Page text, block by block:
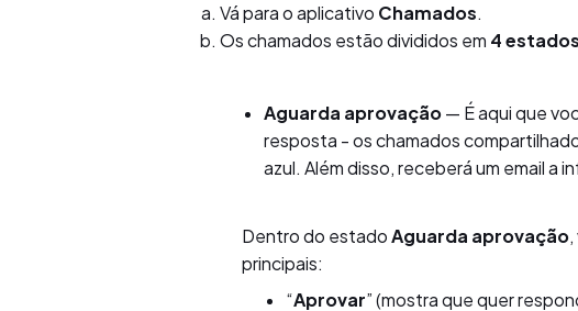
Vá para o aplicativo Chamados.
Os chamados estão divididos em 4 estados
Aguarda aprovação — É aqui que
resposta - os chamados
azul. Além disso, receberá um email a
Dentro do estado Aguarda aprovação
principais:
“Aprovar” (mostra que quer